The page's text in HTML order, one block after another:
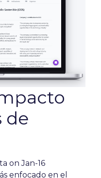
de
on Jan-16
enfocado en el